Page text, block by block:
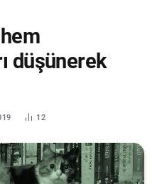
düşünerek
12